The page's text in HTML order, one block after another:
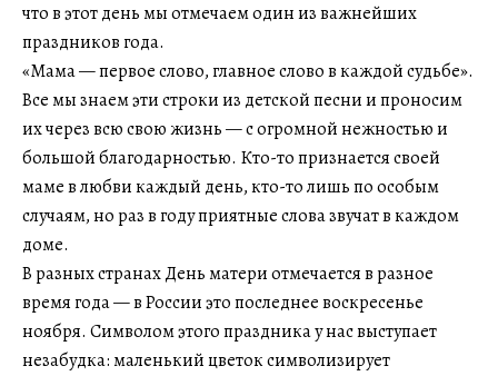
что в этот день мы отмечаем один из важнейших
праздников года.
«Мама — первое слово, главное слово в каждой судьбе».
Все мы знаем эти строки из детской песни и проносим
их через всю свою жизнь — с огромной нежностью и
большой благодарностью. Кто-то признается своей
маме в любви каждый день, кто-то лишь по особым
случаям, но раз в году приятные слова звучат в каждом
доме.
В разных странах День матери отмечается в разное
время года — в России это последнее воскресенье
ноября. Символом этого праздника у нас выступает
незабудка: маленький цветок символизирует